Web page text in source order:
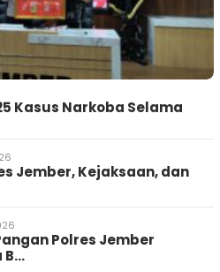
Kasus Narkoba Selama
Jember, Kejaksaan, dan
Polres Jember
B…